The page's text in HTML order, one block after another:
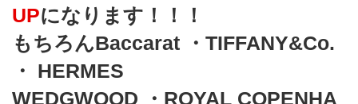
UPになります！！！
もちろんBaccarat ・TIFFANY&Co.
・ HERMES
WEDGWOOD ・ROYAL COPENHA